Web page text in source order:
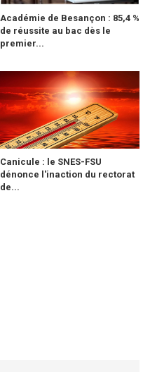
Académie de Besançon : 85,4 %
de réussite au bac dès le
premier...
Canicule : le SNES-FSU
dénonce l'inaction du rectorat
de...